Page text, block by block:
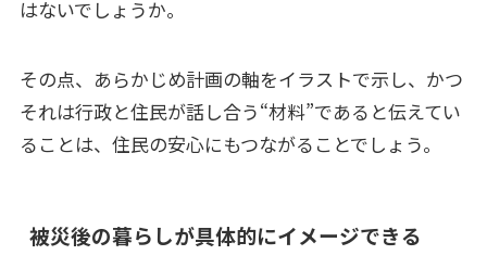
はないでしょうか。
その点、あらかじめ計画の軸をイラストで示し、かつ
それは行政と住民が話し合う“材料”であると伝えてい
ることは、住民の安心にもつながることでしょう。
被災後の暮らしが具体的にイメージできる